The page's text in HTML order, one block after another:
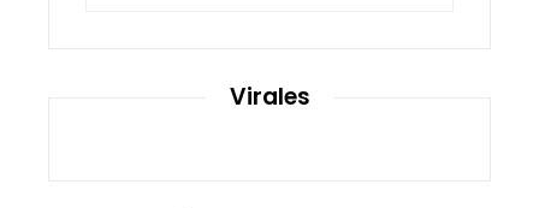
Virales